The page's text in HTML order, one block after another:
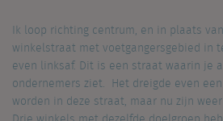
Ik loop richting centrum, en in plaats
winkelstraat met voetgangersgebied in
even linksaf. Dit is een straat waarin je
ondernemers ziet. Het dreigde even
worden in deze straat, maar nu zijn